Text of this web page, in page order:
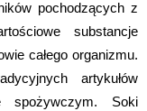
pochodzących z
substancje
całego organizmu.
artykułów
spożywczym. Soki